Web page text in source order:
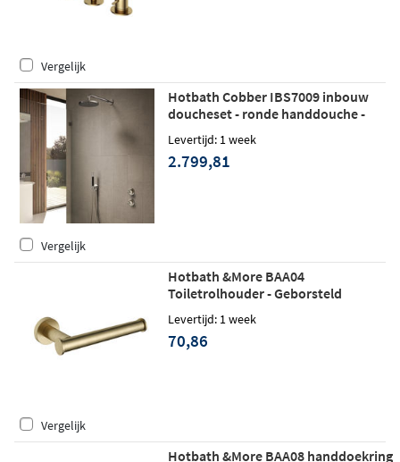
Vergelijk
Hotbath Cobber IBS7009 inbouw
doucheset - ronde handdouche -
30cm hoofddouche - plafondbuis
15cm - glijstang - geborsteld messing
Levertijd: 1 week
2.799,81
Vergelijk
Hotbath &More BAA04
Toiletrolhouder - Geborsteld
messing
Levertijd: 1 week
70,86
Vergelijk
Hotbath &More BAA08 handdoekring